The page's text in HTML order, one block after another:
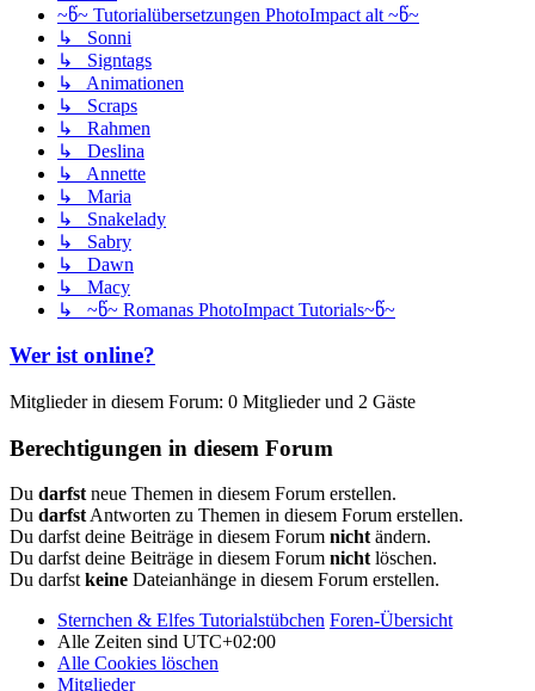
~წ~ Tutorialübersetzungen PhotoImpact alt ~წ~
↳ Sonni
↳ Signtags
↳ Animationen
↳ Scraps
↳ Rahmen
↳ Deslina
↳ Annette
↳ Maria
↳ Snakelady
↳ Sabry
↳ Dawn
↳ Macy
↳ ~წ~ Romanas PhotoImpact Tutorials~წ~
Wer ist online?
Mitglieder in diesem Forum: 0 Mitglieder und 2 Gäste
Berechtigungen in diesem Forum
Du darfstneue Themen in diesem Forum erstellen.
Du darfstAntworten zu Themen in diesem Forum erstellen.
Du darfst deine Beiträge in diesem Forum nichtändern.
Du darfst deine Beiträge in diesem Forum nichtlöschen.
Du darfstkeine Dateianhänge in diesem Forum erstellen.
Sternchen & Elfes Tutorialstübchen Foren-Übersicht
Alle Zeiten sind UTC+02:00
Alle Cookies löschen
Mitglieder